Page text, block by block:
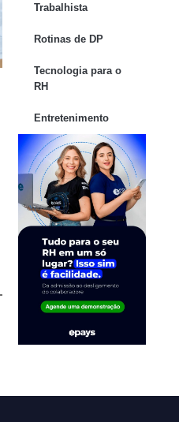
Trabalhista
Rotinas de DP
Tecnologia para o
RH
Entretenimento